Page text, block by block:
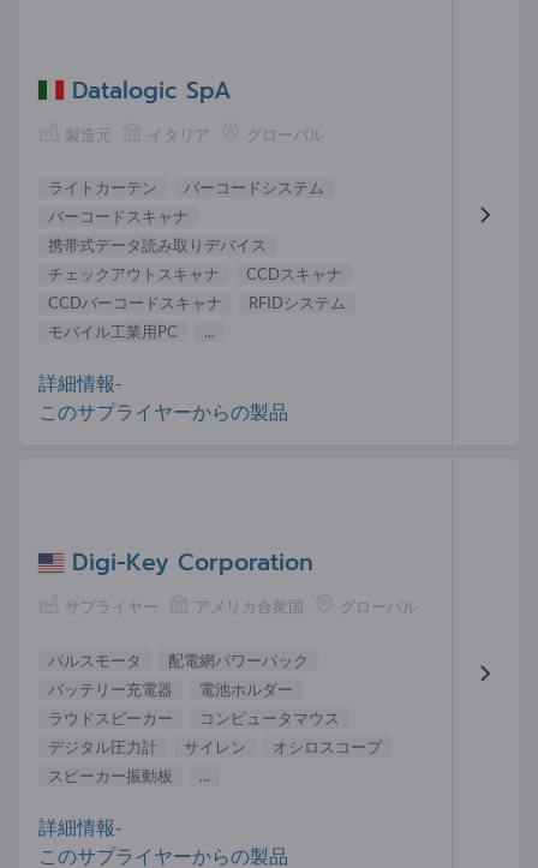
Datalogic SpA
製造元 イタリア グローバル
ライトカーテン
バーコードシステム
バーコードスキャナ
携帯式データ読み取りデバイス
チェックアウトスキャナ
CCDスキャナ
CCDバーコードスキャナ
RFIDシステム
モバイル工業用PC
...
詳細情報-
このサプライヤーからの製品
Digi-Key Corporation
サプライヤー アメリカ合衆国 グローバル
パルスモータ
配電網パワーパック
バッテリー充電器
電池ホルダー
ラウドスピーカー
コンピュータマウス
デジタル圧力計
サイレン
オシロスコープ
スピーカー振動板
...
詳細情報-
このサプライヤーからの製品